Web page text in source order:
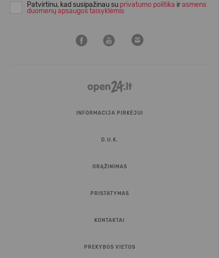
Patvirtinu, kad susipažinau su privatumo politika irasmens
duomenų apsaugos taisyklėmis
INFORMACIJA PIRKĖJUI
D.U.K.
GRĄŽINIMAS
PRISTATYMAS
KONTAKTAI
PREKYBOS VIETOS